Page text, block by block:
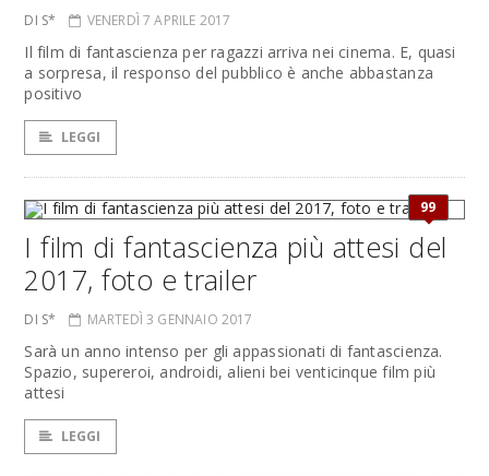
DI S* VENERDÌ 7 APRILE 2017
Il film di fantascienza per ragazzi arriva nei cinema. E, quasi
a sorpresa, il responso del pubblico è anche abbastanza
positivo
LEGGI
99
I film di fantascienza più attesi del
2017, foto e trailer
DI S* MARTEDÌ 3 GENNAIO 2017
Sarà un anno intenso per gli appassionati di fantascienza.
Spazio, supereroi, androidi, alieni bei venticinque film più
attesi
LEGGI